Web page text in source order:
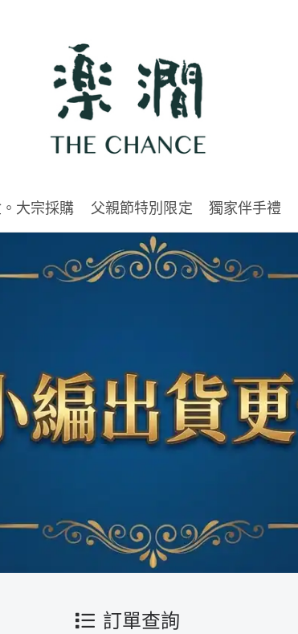
大宗採購 父親節特別限定 獨家伴手禮
訂單查詢